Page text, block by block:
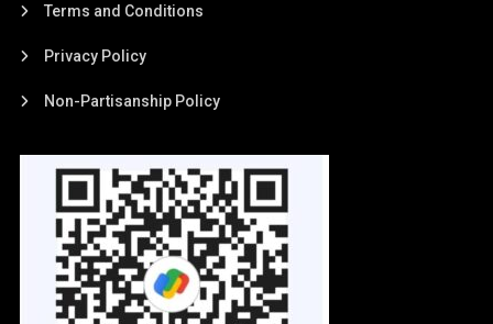
Terms and Conditions
Privacy Policy
Non-Partisanship Policy